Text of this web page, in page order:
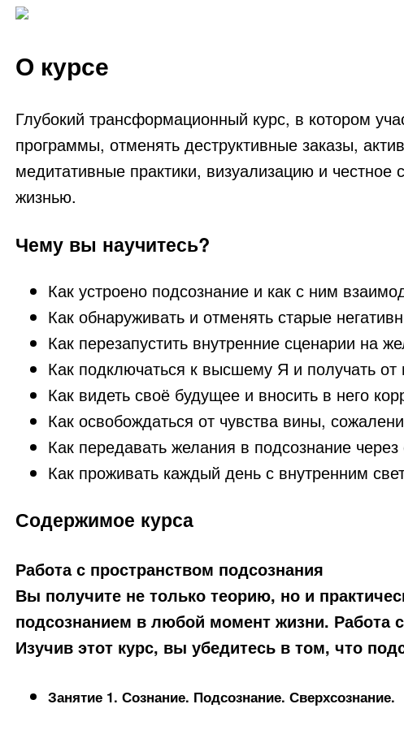
О курсе
Глубокий трансформационный курс, в котором
программы, отменять деструктивные заказы,
медитативные практики, визуализацию и
жизнью.
Чему вы научитесь?
Как устроено подсознание и как с ним
Как обнаруживать и отменять старые
Как перезапустить внутренние сценарии на
Как подключаться к высшему Я и получать от
Как видеть своё будущее и вносить в него
Как освобождаться от чувства вины,
Как передавать желания в подсознание
Как проживать каждый день с внутренним
Содержимое курса
Работа с пространством подсознания
Вы получите не только теорию, но и
подсознанием в любой момент жизни. Работа
Изучив этот курс, вы убедитесь в том, что
Занятие 1. Сознание. Подсознание. Сверхсознание.